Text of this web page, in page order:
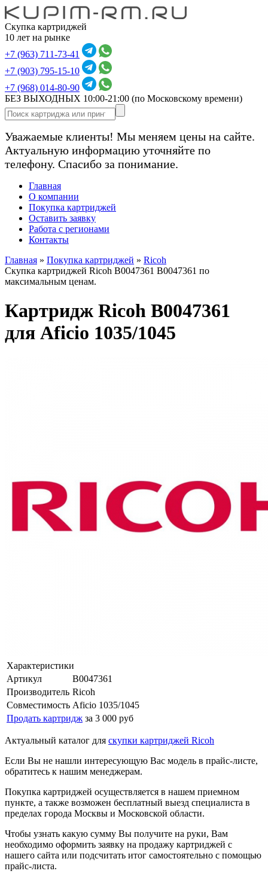
Скупка картриджей
10 лет на рынке
+7 (963) 711-73-41
+7 (903) 795-15-10
+7 (968) 014-80-90
БЕЗ ВЫХОДНЫХ 10:00-21:00 (по Московскому времени)
Уважаемые клиенты! Мы меняем цены на сайте.
Актуальную информацию уточняйте по
телефону. Спасибо за понимание.
Главная
О компании
Покупка картриджей
Оставить заявку
Работа с регионами
Контакты
Главная » Покупка картриджей » Ricoh
Скупка картриджей Ricoh B0047361 B0047361 по
максимальным ценам.
Картридж Ricoh B0047361
для Aficio 1035/1045
Характеристики
Артикул
B0047361
Производитель Ricoh
Совместимость Aficio 1035/1045
Продать картридж за 3 000 руб
Актуальный каталог для скупки картриджей Ricoh
Если Вы не нашли интересующую Вас модель в прайс-листе,
обратитесь к нашим менеджерам.
Покупка картриджей осуществляется в нашем приемном
пункте, а также возможен бесплатный выезд специалиста в
пределах города Москвы и Московской области.
Чтобы узнать какую сумму Вы получите на руки, Вам
необходимо оформить заявку на продажу картриджей с
нашего сайта или подсчитать итог самостоятельно с помощью
прайс-листа.